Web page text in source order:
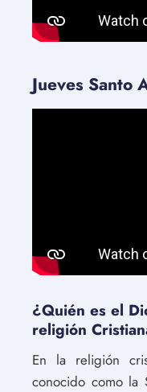
Jueves Santo
¿Quién es el
religión
En la religión
conocido como la